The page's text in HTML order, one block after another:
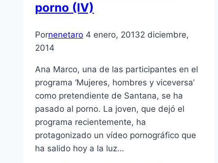
porno (IV)
Pornenetaro 4 enero, 20132 diciembre,
2014
Ana Marco, una de las participantes en el
programa ‘Mujeres, hombres y viceversa’
como pretendiente de Santana, se ha
pasado al porno. La joven, que dejó el
programa recientemente, ha
protagonizado un ví­deo pornográfico que
ha salido hoy a la luz…